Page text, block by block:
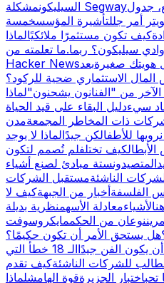
السيليكون مشكلة Segwayجدول
أمر جللتأشيرة المؤسسخمسة
كيف تكون مستثمرًا ملائكيًالماذا
سيليكون؟ ربما.ما تعلمته من
Hacker News
هويتك صغيرةبعد
الاستثماري ضحية للركود؟
من "الفنانون يشحنون"لماذا
سيءدليل البقاء على قيد الحياة
ذات المخاطر المجمعةمدن
للأطفالكن جيدًالماذا لا يوجد
كيف تختلفلم تُصمم لتكون
المتصيدونستة مبادئ لصنع أشياء
الناشئةمستقبل الشركات
الفلسفةأخبار من الجبهةكيف لا
الأشياءمعادلة الأسهمنظرية بديلة
نوعان من الحكممايكروسوفت
هل يستحق الأمر أن تكون حكيمًا؟
يكون الفن جيدًا
الـ 18 خطأ التي
للشركات الناشئةكيف تقدم
تحباختبار الجزيرةقوة الهامشلماذا